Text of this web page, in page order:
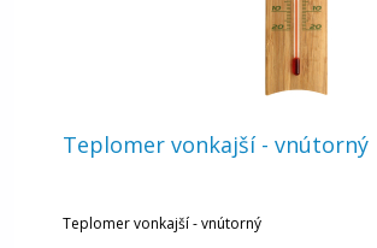
Teplomer vonkajší - vnútorný
Teplomer vonkajší - vnútorný